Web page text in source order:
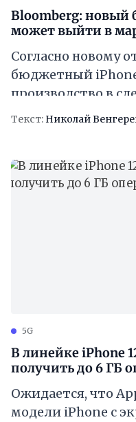
Bloomberg:
может выйти в
Согласно новому
бюджетный
производство в
телефоне,
Текст: Николай
5G
В линейке iPhone
получить до 6 ГБ
Ожидается, что
модели iPhone с